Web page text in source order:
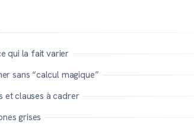
qui la fait varier
sans “calcul magique”
et clauses à cadrer
grises